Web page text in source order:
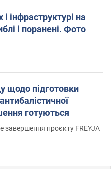
інфраструктурі на
і поранені. Фото
щодо підготовки
готуються
завершення проєкту FREYJA